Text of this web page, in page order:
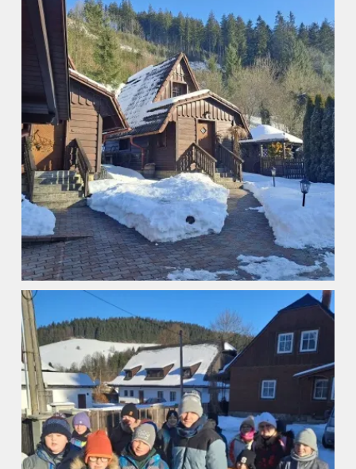
Úvod
Organizace školního roku
Úřední deska
Naše škola
Základní škola
ZŠ speciální
Vyhledávání na webu